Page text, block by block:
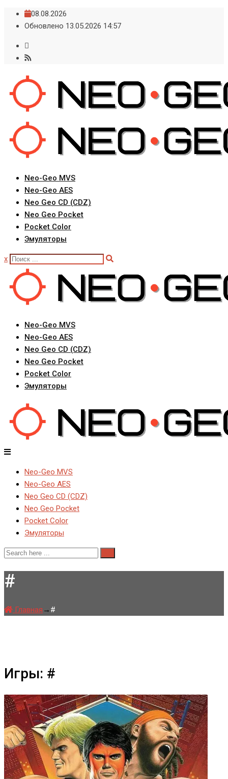
Skip
08.08.2026
Обновлено 13.05.2026 14:57
Neo-Geo MVS
Neo-Geo AES
Neo Geo CD (CDZ)
Neo Geo Pocket
Pocket Color
Эмуляторы
x
Neo-Geo MVS
Neo-Geo AES
Neo Geo CD (CDZ)
Neo Geo Pocket
Pocket Color
Эмуляторы
Neo-Geo MVS
Neo-Geo AES
Neo Geo CD (CDZ)
Neo Geo Pocket
Pocket Color
Эмуляторы
#
Главная → #
Игры: #